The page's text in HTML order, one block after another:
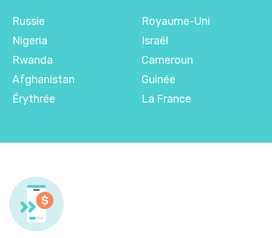
Russie
Nigeria
Rwanda
Afghanistan
Érythrée
Royaume-Uni
Israël
Cameroun
Guinée
La France